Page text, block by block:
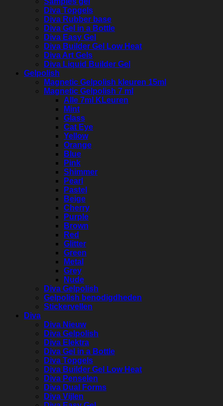
Diva Topgels
Diva Rubber base
Diva Gel in a Bottle
Diva Easy Gel
Diva Builder Gel Low Heat
Diva Art Gels
Diva Liquid Builder Gel
Gelpolish
Magnetic Gelpolish kleuren 15ml
Magnetic Gelpolish 7 ml
Alle 7ml KLeuren
Mint
Glass
Cat Eye
Yellow
Orange
Blue
Pink
Shimmer
Pearl
Pastel
Beige
Cherry
Purple
Brown
Red
Glitter
Green
Metal
Grey
Nude
Diva Gelpolish
Gelpolish benodigdheden
Stickervellen
Diva
Diva Nieuw
Diva Gelpolish
Diva Elektra
Diva Gel in a Bottle
Diva Topgels
Diva Builder Gel Low Heat
Diva Penselen
Diva Dual Forms
Diva Vijlen